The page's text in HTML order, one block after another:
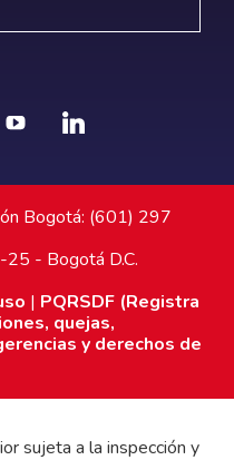
Bogotá: (601) 297
25 - Bogotá D.C.
| PQRSDF (Registra
quejas,
y derechos de
sujeta a la inspección y